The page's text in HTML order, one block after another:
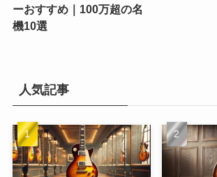
ーおすすめ｜100万超の名
機10選
人気記事